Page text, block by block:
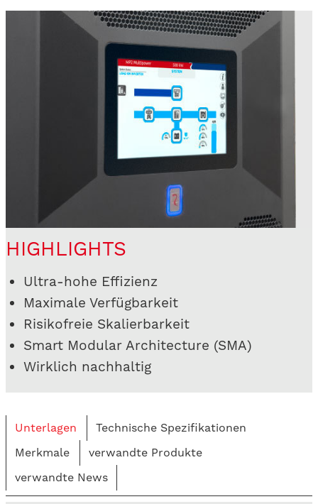
HIGHLIGHTS
Ultra-hohe Effizienz
Maximale Verfügbarkeit
Risikofreie Skalierbarkeit
Smart Modular Architecture (SMA)
Wirklich nachhaltig
Unterlagen
Technische Spezifikationen
Merkmale
verwandte Produkte
verwandte News